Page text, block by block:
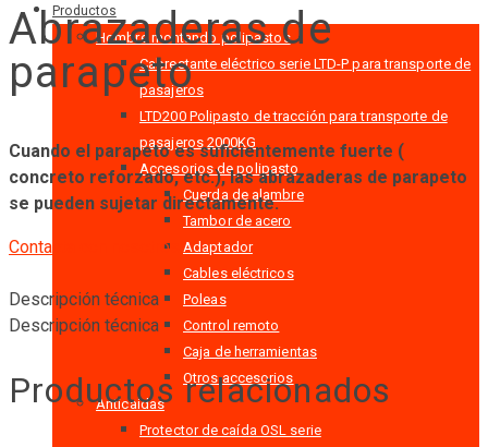
Productos
Hombre montando polipastos
Cabrestante eléctrico serie LTD-P para transporte de
pasajeros
LTD200 Polipasto de tracción para transporte de
pasajeros 2000KG
Accesorios de polipasto
Cuerda de alambre
Tambor de acero
Adaptador
Cables eléctricos
Poleas
Control remoto
Caja de herramientas
Otros accesorios
Anticaídas
Protector de caída OSL serie
Abrazaderas de
parapeto
Cuando el parapeto es suficientemente fuerte (
concreto reforzado, etc.), las abrazaderas de parapeto
se pueden sujetar directamente.
Contacta con nosotros
Descripción técnica
Descripción técnica
Productos relacionados